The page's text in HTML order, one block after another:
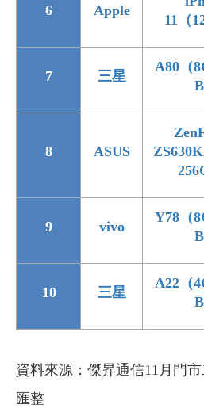
6 Apple
11（
7 三星
A80（
B
8 ASUS
9 vivo
Y78（
B
10 三星
A22（
B
資料來源：傑昇通信11月門
匯整